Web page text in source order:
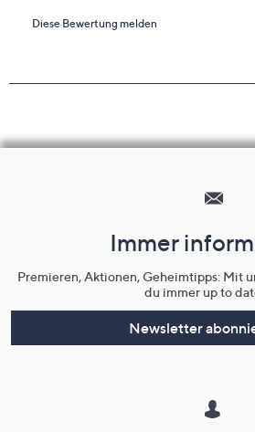
Immer
Premieren, Aktionen, Geheimtipps: Mit
du immer up to
Newsletter